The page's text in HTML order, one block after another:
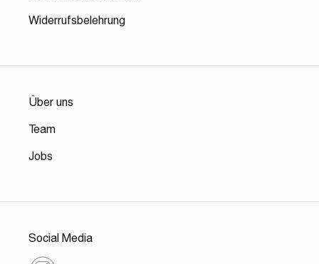
Widerrufsbelehrung
Über uns
Team
Jobs
Social Media